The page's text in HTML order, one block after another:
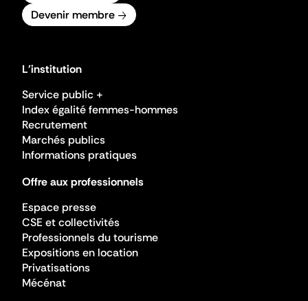
Devenir membre
L'institution
Service public +
Index égalité femmes-hommes
Recrutement
Marchés publics
Informations pratiques
Offre aux professionnels
Espace presse
CSE et collectivités
Professionnels du tourisme
Expositions en location
Privatisations
Mécénat